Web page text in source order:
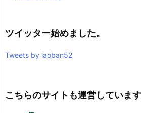
ツイッター始めました。
Tweets by laoban52
こちらのサイトも運営しています